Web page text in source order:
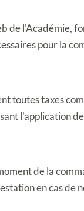
de l'Académie,
pour la
toutes taxes
l'application
de la
en cas